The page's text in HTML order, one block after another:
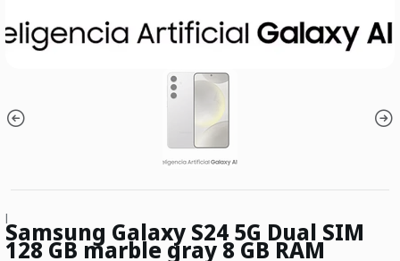
|Samsung Galaxy S24 5G Dual SIM
128 GB marble gray 8 GB RAM